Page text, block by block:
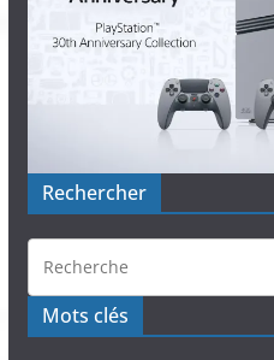
Rechercher
Mots clés